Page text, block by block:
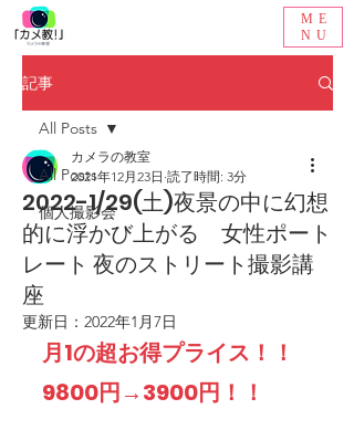
ME
NU
記事
All Posts
個人撮影会
All Posts
2022-1/29(土)夜景の中に幻想
的に浮かび上がる 女性ポート
レート 夜のストリート撮影講
座
カメラの教室
2021年12月23日 読了時間: 3分
更新日： 2022年1月7日
月1の超お得プライス！！
9800円→3900円！！